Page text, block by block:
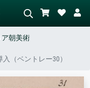
AI画像検索
原、赤の多い抽象画、暗い
朝美術
（ベントレー30）